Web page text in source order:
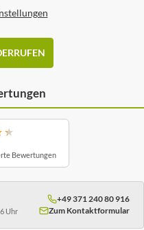
★
Bewertungen
Uhr
+49 371 240 80 916
Zum Kontaktformular